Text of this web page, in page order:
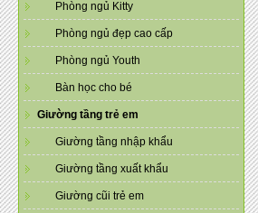
Phòng ngủ Kitty
Phòng ngủ đẹp cao cấp
Phòng ngủ Youth
Bàn học cho bé
Giường tầng trẻ em
Giường tầng nhập khẩu
Giường tầng xuất khẩu
Giường cũi trẻ em